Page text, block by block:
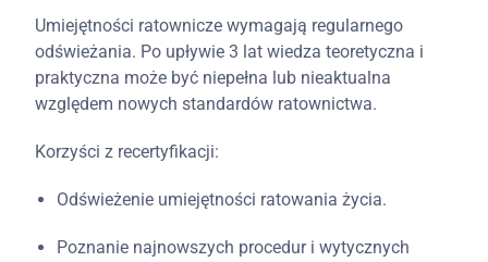
Umiejętności ratownicze wymagają regularnego
odświeżania. Po upływie 3 lat wiedza teoretyczna i
praktyczna może być niepełna lub nieaktualna
względem nowych standardów ratownictwa.
Korzyści z recertyfikacji:
Odświeżenie umiejętności ratowania życia.
Poznanie najnowszych procedur i wytycznych